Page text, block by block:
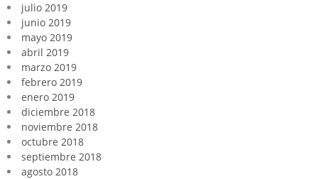
julio 2019
junio 2019
mayo 2019
abril 2019
marzo 2019
febrero 2019
enero 2019
diciembre 2018
noviembre 2018
octubre 2018
septiembre 2018
agosto 2018